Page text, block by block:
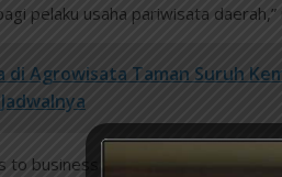
pelaku usaha pariwisata
di Agrowisata Taman Suruh
to business (B2B) pariwisata